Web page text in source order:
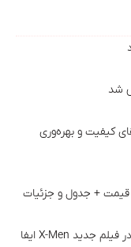
کیفیت و بهره‌وری
کریستوفر ابوت احتمالاً نقش پروفسور ایکس را در فیلم جدید X-Men ایفا